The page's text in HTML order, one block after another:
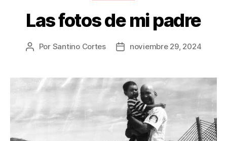
Las fotos de mi padre
Autor
publicación
Por Santino Cortes
Fecha
publicación
noviembre 29, 2024